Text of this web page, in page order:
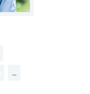
...